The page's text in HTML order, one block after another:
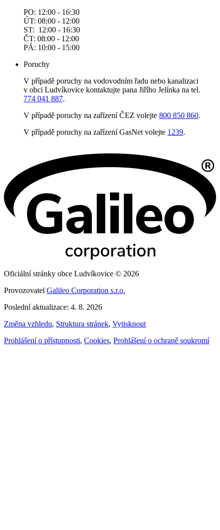
PO: 12:00 - 16:30
ÚT: 08:00 - 12:00
ST: 12:00 - 16:30
ČT: 08:00 - 12:00
PÁ: 10:00 - 15:00
Poruchy
V případě poruchy na vodovodním řadu nebo kanalizaci
v obci Ludvíkovice kontaktujte pana Jiřího Jelínka na tel.
774 041 887.
V případě poruchy na zařízení ČEZ volejte 800 850 860.
V případě poruchy na zařízení GasNet volejte 1239.
Oficiální stránky obce Ludvíkovice © 2026
Provozovatel Galileo Corporation s.r.o.
Poslední aktualizace: 4. 8. 2026
Změna vzhledu, Struktura stránek, Vytisknout
Prohlášení o přístupnosti, Cookies, Prohlášení o ochraně soukromí